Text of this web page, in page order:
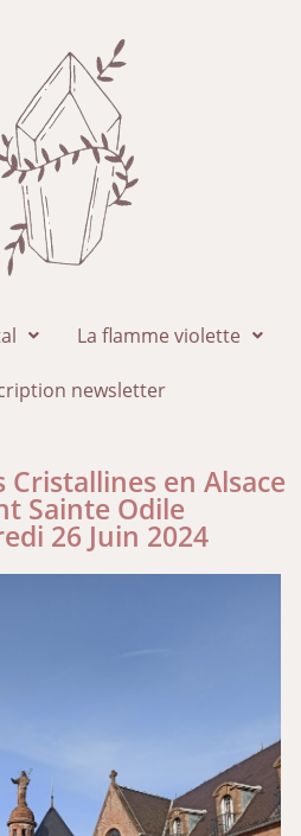
La flamme violette
newsletter
Cristallines en Alsace
Sainte Odile
26 Juin 2024